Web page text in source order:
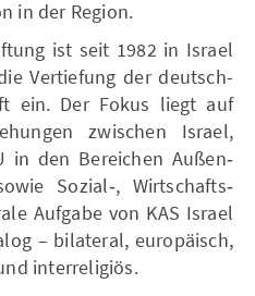
in der Region.
ist seit 1982 in Israel
Vertiefung der deutsch-
ein. Der Fokus liegt auf
zwischen Israel,
in den Bereichen Außen‑
Sozial‑, Wirtschafts‑
Aufgabe von KAS Israel
– bilateral, europäisch,
interreligiös.